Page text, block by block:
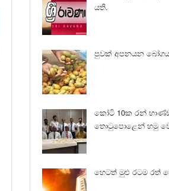
යති.
පුවක් අපනයන
කෝටි 10ක රන්
තොටුපොළෙන් හමු
හෙටත් මුළු රටම රත්